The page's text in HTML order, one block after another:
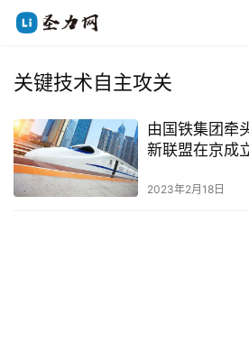
关键技术自主攻关
由国铁集团牵
新联盟在京成
2023年2月18日